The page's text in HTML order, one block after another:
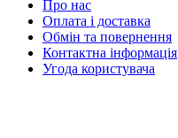
Про нас
Оплата і доставка
Обмін та повернення
Контактна інформація
Угода користувача